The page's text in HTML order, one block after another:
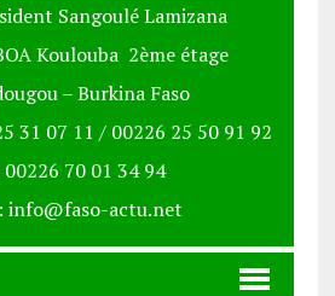
Sangoulé Lamizana
Koulouba 2ème étage
– Burkina Faso
31 07 11 / 00226 25 50 91 92
00226 70 01 34 94
info@faso-actu.net